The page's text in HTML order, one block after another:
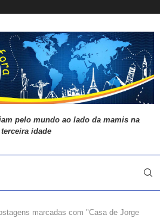
pelo mundo ao lado da mamis na
terceira idade
marcadas com "Casa de Jorge